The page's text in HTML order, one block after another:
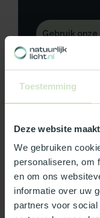
Toestemming
Deze website
We gebruiken
personaliseren, om
en om ons
informatie over uw
partners voor
Gebruik
Specificaties
Reviews